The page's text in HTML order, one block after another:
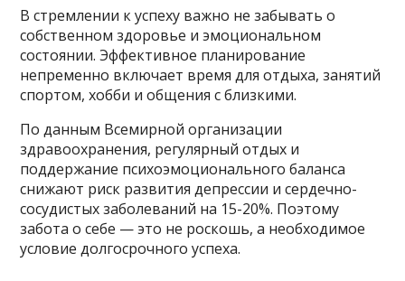
В стремлении к успеху важно не забывать о
собственном здоровье и эмоциональном
состоянии. Эффективное планирование
непременно включает время для отдыха, занятий
спортом, хобби и общения с близкими.
По данным Всемирной организации
здравоохранения, регулярный отдых и
поддержание психоэмоционального баланса
снижают риск развития депрессии и сердечно-
сосудистых заболеваний на 15-20%. Поэтому
забота о себе — это не роскошь, а необходимое
условие долгосрочного успеха.